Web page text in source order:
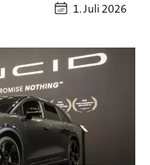
1. Juli 2026